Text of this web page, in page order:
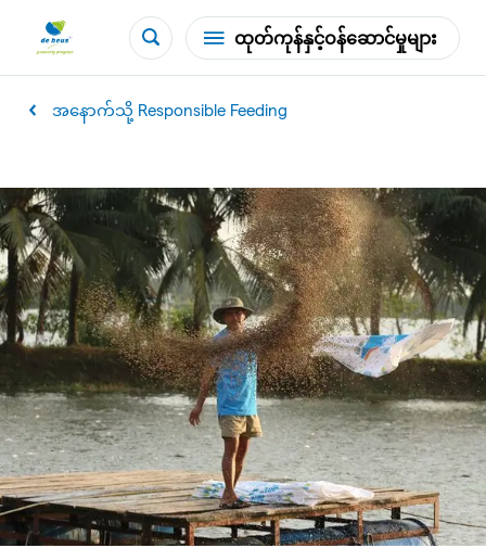
ထုတ်ကုန်နှင့်ဝန်ဆောင်မှုများ
အနောက်သို့ Responsible Feeding